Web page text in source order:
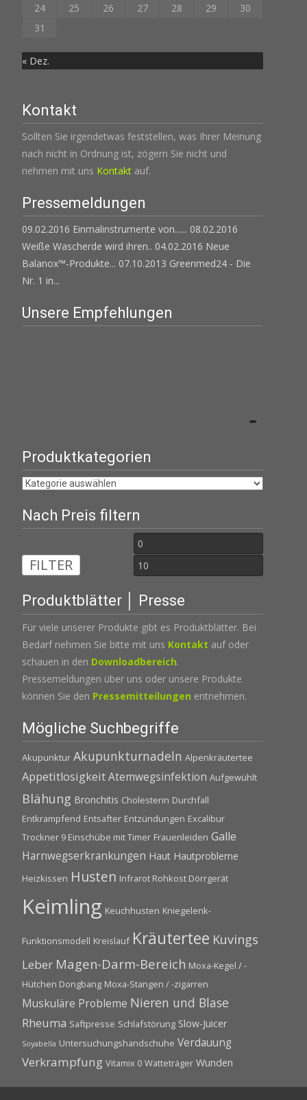
24
25 26 27 28 29
30
31
« Dez.
Kontakt
Sollten Sie irgendetwas feststellen, was Ihrer Meinung
nach nicht in Ordnung ist, zögern Sie nicht und
nehmen mit uns Kontakt auf.
Pressemeldungen
09.02.2016 Einmalinstrumente von...... 08.02.2016
Weiße Wascherde wird ihren.. 04.02.2016 Neue
Balanox™-Produkte... 07.10.2013 Greenmed24 - Die
Nr. 1 in...
Unsere Empfehlungen
Produktkategorien
Nach Preis filtern
Min.
Preis
FILTER
Produktblätter │ Presse
Für viele unserer Produkte gibt es Produktblätter. Bei
Bedarf nehmen Sie bitte mit uns Kontakt auf oder
schauen in den Downloadbereich.
Pressemeldungen über uns oder unsere Produkte
können Sie den Pressemitteilungen entnehmen.
Mögliche Suchbegriffe
Akupunktur Akupunkturnadeln Alpenkräutertee
AppetitlosigkeitAtemwegsinfektion Aufgewühlt
Blähung Bronchitis Cholesterin Durchfall
Entkrampfend Entsafter Entzündungen Excalibur
Trockner 9 Einschübe mit Timer Frauenleiden Galle
Harnwegserkrankungen Haut Hautprobleme
Heizkissen Husten Infrarot Rohkost Dörrgerät
Keimling Keuchhusten Kniegelenk-
Funktionsmodell Kreislauf Kräutertee Kuvings
Leber Magen-Darm-Bereich Moxa-Kegel / -
Hütchen Dongbang Moxa-Stangen / -zigarren
Muskuläre Probleme Nieren und Blase
Rheuma Saftpresse Schlafstörung Slow-Juicer
Soyabella Untersuchungshandschuhe Verdauung
Verkrampfung Vitamix 0 Watteträger Wunden